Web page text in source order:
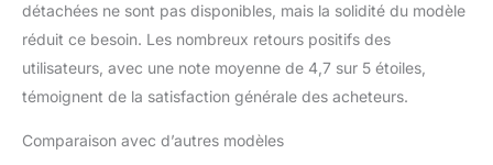
détachées ne sont pas disponibles, mais la solidité du modèle
réduit ce besoin. Les nombreux retours positifs des
utilisateurs, avec une note moyenne de 4,7 sur 5 étoiles,
témoignent de la satisfaction générale des acheteurs.
Comparaison avec d’autres modèles